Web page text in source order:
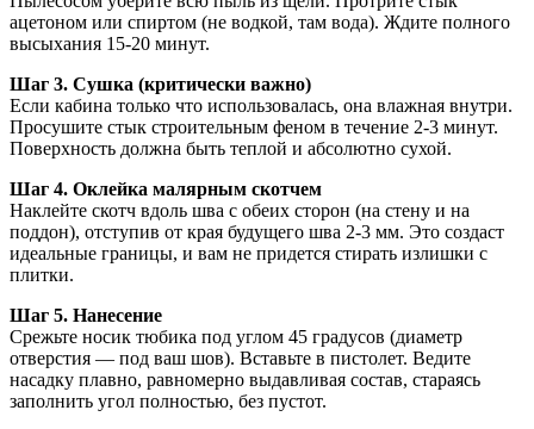
ацетоном или спиртом (не водкой, там вода). Ждите полного
высыхания 15-20 минут.
Шаг 3. Сушка (критически важно)
Если кабина только что использовалась, она влажная внутри.
Просушите стык строительным феном в течение 2-3 минут.
Поверхность должна быть теплой и абсолютно сухой.
Шаг 4. Оклейка малярным скотчем
Наклейте скотч вдоль шва с обеих сторон (на стену и на
поддон), отступив от края будущего шва 2-3 мм. Это создаст
идеальные границы, и вам не придется стирать излишки с
плитки.
Шаг 5. Нанесение
Срежьте носик тюбика под углом 45 градусов (диаметр
отверстия — под ваш шов). Вставьте в пистолет. Ведите
насадку плавно, равномерно выдавливая состав, стараясь
заполнить угол полностью, без пустот.